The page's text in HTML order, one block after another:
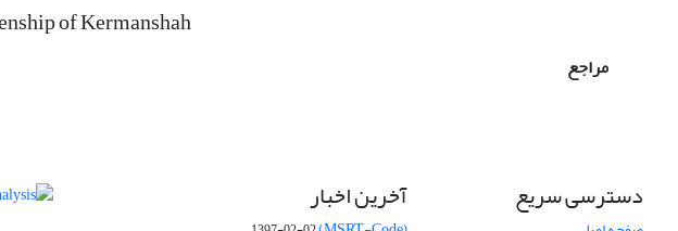
of Kermanshah
مراجع
دسترسی سریع آخرین اخبار